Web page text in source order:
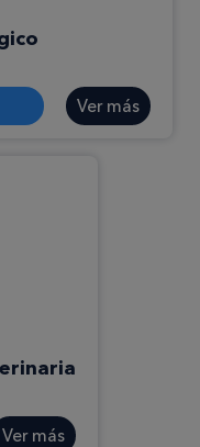
Ver más
Ver más